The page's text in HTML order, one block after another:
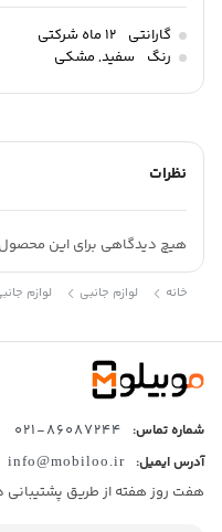
گارانتی 12 ماه شرکتی
رنگ
سفید, مشکی
نظرات
هیچ دیدگاهی برای این
خانه لوازم جانبی لوازم
شماره تماس: 86087244-021
آدرس ایمیل: info@mobiloo.ir
هفت روز هفته از طریق